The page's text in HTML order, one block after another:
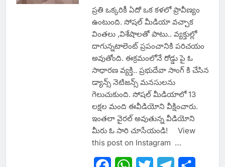
ప్రతి ఒక్కరికీ ఏదో ఒక కళలో ప్రావీణ్యం
ఉంటుంది. సోషల్ మీడియా వచ్చాక
వింతలు ,విశేషాలతో పాటు.. వ్యక్తుల్లో
దాగున్నటాలెంట్ ప్రపంచానికి పరిచయం
అవుతోంది. ఈక్రమంలోనే రోడ్డు పై ఓ
సాధారణ వ్యక్తి.. ప్రభుదేవా సాంగ్ కి చేసిన
డ్యాన్స్ నెటిజన్స్ మనసులను
గెలుచుకుంది. సోషల్ మీడియాలో 13
లక్షల మంది ఈవీడియోని వీక్షించారు.
ఇంతలా వైరల్ అవుతున్న వీడియోని
మీరు ఓ సారి చూసేయండి! View
this post on Instagram …